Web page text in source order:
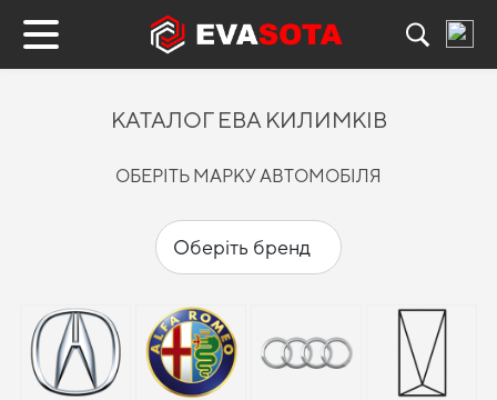
КАТАЛОГ ЕВА КИЛИМКІВ
ОБЕРІТЬ МАРКУ АВТОМОБІЛЯ